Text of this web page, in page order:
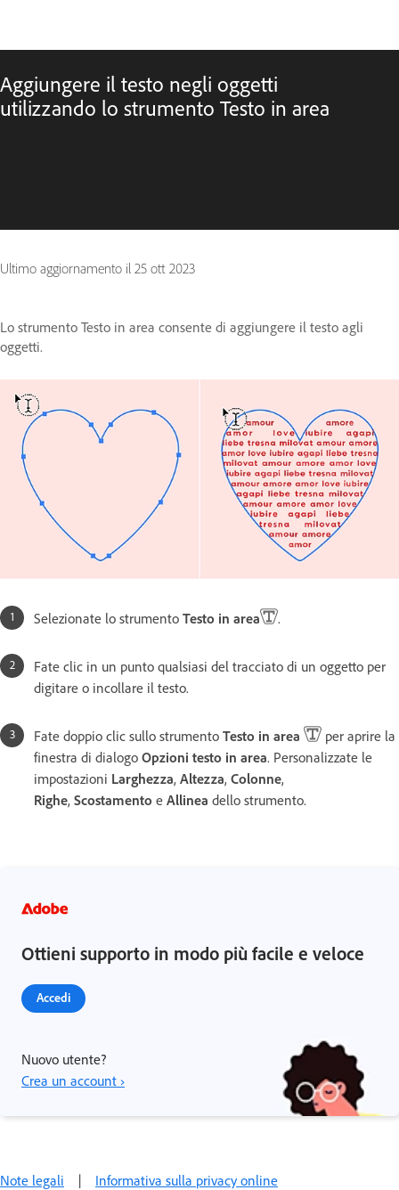
Aggiungere il testo negli oggetti
utilizzando lo strumento Testo in area
Ultimo aggiornamento il 25 ott 2023
Lo strumento Testo in area consente di aggiungere il testo agli
oggetti.
Selezionate lo strumento Testo in area .
Fate clic in un punto qualsiasi del tracciato di un oggetto per
digitare o incollare il testo.
Fate doppio clic sullo strumento Testo in area
per aprire la
finestra di dialogo Opzioni testo in area. Personalizzate le
impostazioni Larghezza, Altezza, Colonne,
Righe, Scostamento e Allinea dello strumento.
Ottieni supporto in modo più facile e veloce
Accedi
Nuovo utente?
Crea un account ›
Note legali | Informativa sulla privacy online